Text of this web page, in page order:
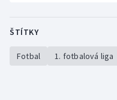
ŠTÍTKY
Fotbal 1. fotbalová liga